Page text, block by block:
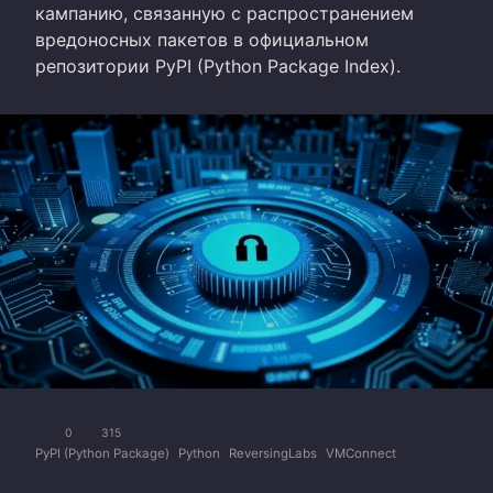
кампанию, связанную с распространением
вредоносных пакетов в официальном
репозитории PyPI (Python Package Index).
0 315
PyPI (Python Package) Python ReversingLabs VMConnect